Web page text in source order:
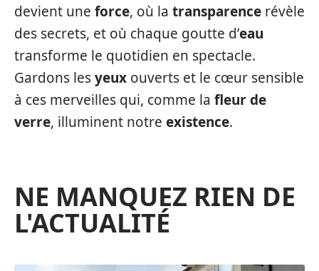
devient une force, où la transparence révèle
des secrets, et où chaque goutte d’eau
transforme le quotidien en spectacle.
Gardons lesyeux ouverts et le cœur sensible
à ces merveilles qui, comme la fleur de
verre, illuminent notre existence.
NE MANQUEZ RIEN DE
L'ACTUALITÉ